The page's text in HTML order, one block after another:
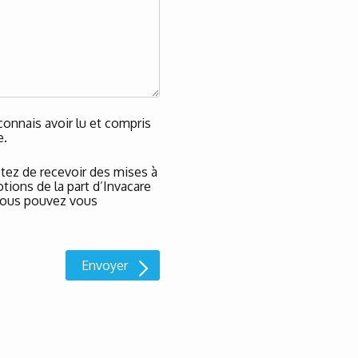
avoir lu et compris
de recevoir des mises à
de la part d’Invacare
pouvez vous